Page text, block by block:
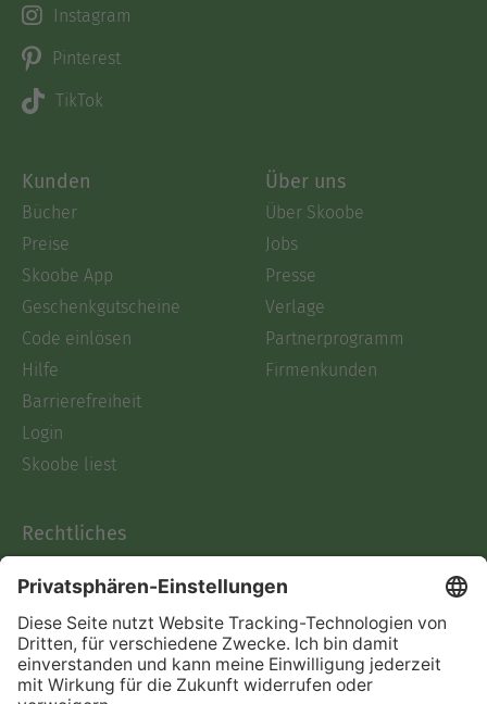
Instagram
Pinterest
TikTok
Kunden
Bücher
Preise
Skoobe App
Geschenkgutscheine
Code einlösen
Hilfe
Barrierefreiheit
Login
Skoobe liest
Über uns
Über Skoobe
Jobs
Presse
Verlage
Partnerprogramm
Firmenkunden
Rechtliches
AGB
Informationen nach Data
Act
Verträge hier kündigen